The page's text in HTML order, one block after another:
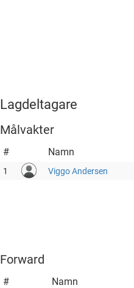
Lagdeltagare
Målvakter
# Namn
1 Viggo Andersen
Forward
# Namn